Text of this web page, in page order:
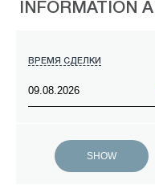
INFORMATION
ВРЕМЯ СДЕЛКИ